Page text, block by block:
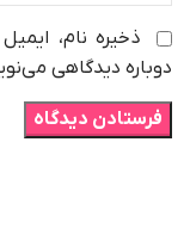
ذخیره نام،
دوباره دیدگاهی